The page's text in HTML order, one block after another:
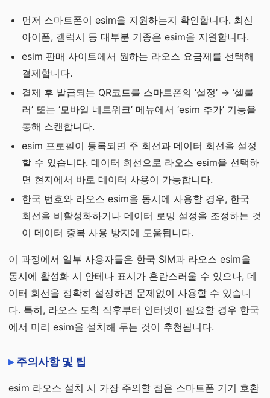
먼저 스마트폰이 esim을 지원하는지 확인합니다. 최신
아이폰, 갤럭시 등 대부분 기종은 esim을 지원합니다.
esim 판매 사이트에서 원하는 라오스 요금제를 선택해
결제합니다.
결제 후 발급되는 QR코드를 스마트폰의 ‘설정’ → ‘셀룰
러’ 또는 ‘모바일 네트워크’ 메뉴에서 ‘esim 추가’ 기능을
통해 스캔합니다.
esim 프로필이 등록되면 주 회선과 데이터 회선을 설정
할 수 있습니다. 데이터 회선으로 라오스 esim을 선택하
면 현지에서 바로 데이터 사용이 가능합니다.
한국 번호와 라오스 esim을 동시에 사용할 경우, 한국
회선을 비활성화하거나 데이터 로밍 설정을 조정하는 것
이 데이터 중복 사용 방지에 도움됩니다.
이 과정에서 일부 사용자들은 한국 SIM과 라오스 esim을
동시에 활성화 시 안테나 표시가 혼란스러울 수 있으나, 데
이터 회선을 정확히 설정하면 문제없이 사용할 수 있습니
다. 특히, 라오스 도착 직후부터 인터넷이 필요할 경우 한국
에서 미리 esim을 설치해 두는 것이 추천됩니다.
주의사항 및 팁
esim 라오스 설치 시 가장 주의할 점은 스마트폰 기기 호환